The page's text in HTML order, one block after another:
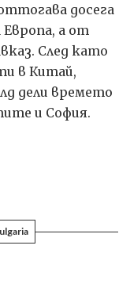
досега
а от
След като
в Китай,
дели времето
и София.